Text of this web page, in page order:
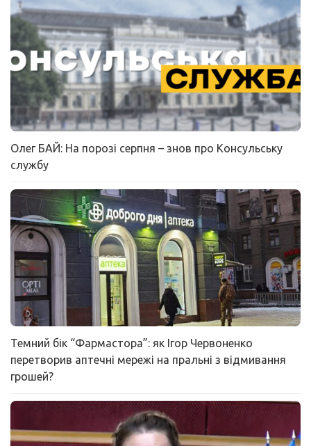
Олег БАЙ: На порозі серпня – знов про Консульську
службу
Темний бік “Фармастора”: як Ігор Червоненко
перетворив аптечні мережі на пральні з відмивання
грошей?